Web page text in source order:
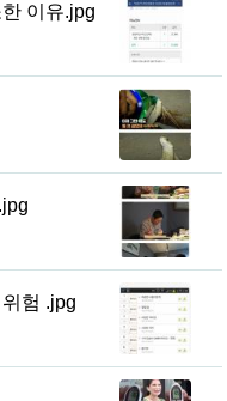
이유.jpg
험 .jpg